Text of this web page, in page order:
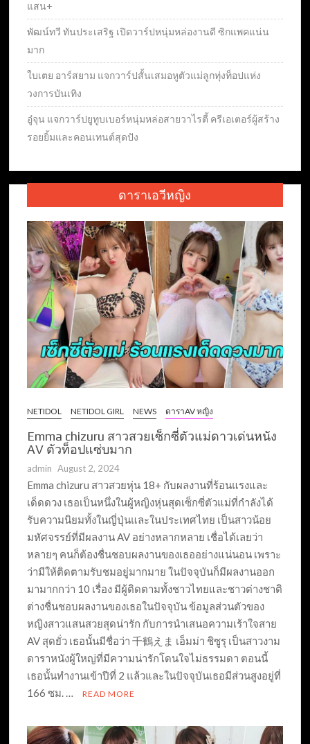
แสน+
พัฒน์ทวี ทันประเสริฐ เปิดวาร์ปหนุ่มหล่องานดี ซิกแพคแน่น
มาก
ใบเตย อาร์สยาม แจกวาร์ปสั้นเสมอหูตัวแม่ลูกทุ่งท็อปแห่ง
วงการบันเทิง
อู๋จุน แจกวาร์ปยูทูบเบอร์หนุ่มหล่อสายวาไรตี้ ครีเอเตอร์ผู้สร้าง
รอยยิ้มและคอนเทนต์สุดปัง
ดาราเอวีหญิง
NETIDOL NETIDOL GIRL NEWS ดาราAV หญิง
Emma chizuru สาวสวยเซ็กซี่ตัวแม่ดาวเด่นหนัง
AV ตัวท็อปแซ่บมาก
admin August 2, 2024
Emma chizuru สาวสวยหุ่น 18+ กับผลงานที่ร้อนแรงและ
เด็ดดวง เธอเป็นหนึ่งในผู้หญิงหุ่นสุดเซ็กซี่ตัวแม่ที่กำลังได้
รับความนิยมทั้งในญี่ปุ่นและในประเทศไทย เป็นสาวน้อย
มหัศจรรย์ที่มีผลงาน AV อย่างหลากหลาย เชื่อได้เลยว่า
หลายๆ คนก็ต้องชื่นชอบผลงานของเธออย่างแน่นอน เพราะ
ว่ามีให้ติดตามรับชมอยู่มากมาย ในปัจจุบันก็มีผลงานออก
มามากกว่า 10 เรื่อง มีผู้ติดตามทั้งชาวไทยและชาวต่างชาติ
ต่างชื่นชอบผลงานของเธอในปัจจุบัน ข้อมูลส่วนตัวของ
หญิงสาวแสนสวยสุดน่ารัก กับการนำเสนอความเร้าใจสาย
AV สุดยั่ว เธอนั้นมีชื่อว่า 千鶴えま เอ็มม่า ชิซูรุ เป็นสาวงาม
ดาราหนังผู้ใหญ่ที่มีความน่ารักโดนใจไม่ธรรมดา ตอนนี้
เธอนั้นทำงานเข้าปีที่ 2 แล้วและในปัจจุบันเธอมีส่วนสูงอยู่ที่
166 ซม. …
READ MORE